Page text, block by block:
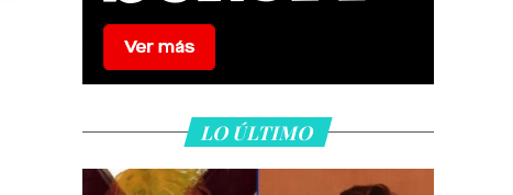
LO ÚLTIMO